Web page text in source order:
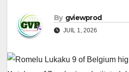
By gviewprod
JUIL 1, 2026